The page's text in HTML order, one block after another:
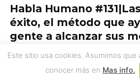
Habla Humano
éxito, el método que
gente a alcanzar sus
Este sitio usa cookies. Asumimos
conocer más en Mas info.